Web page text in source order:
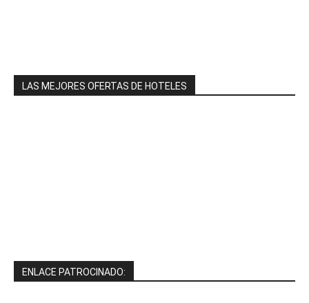
LAS MEJORES OFERTAS DE HOTELES
ENLACE PATROCINADO: